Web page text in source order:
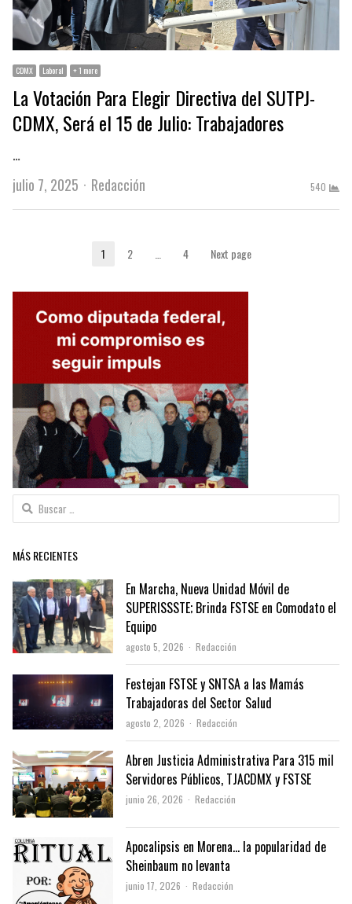
CDMX Laboral + 1 more
La Votación Para Elegir Directiva del SUTPJ-
CDMX, Será el 15 de Julio: Trabajadores
…
julio 7, 2025
Author
Redacción 540
entradas
Page
1 Page
2 Page
4 Next page
Buscar:
MÁS RECIENTES
En Marcha, Nueva Unidad Móvil de
SUPERISSSTE; Brinda FSTSE en Comodato el
Equipo
agosto 5, 2026 Author
Redacción
Festejan FSTSE y SNTSA a las Mamás
Trabajadoras del Sector Salud
agosto 2, 2026 Author
Redacción
Abren Justicia Administrativa Para 315 mil
Servidores Públicos, TJACDMX y FSTSE
junio 26, 2026 Author
Redacción
Apocalipsis en Morena… la popularidad de
Sheinbaum no levanta
junio 17, 2026 Author
Redacción